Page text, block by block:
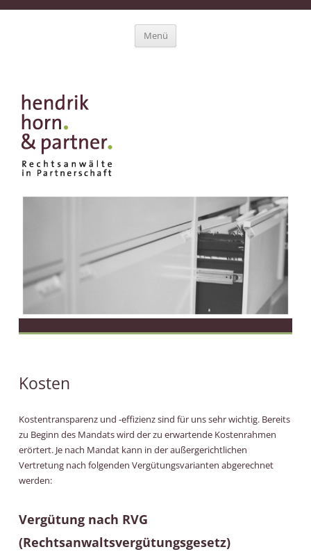
Menü
Kosten
Kostentransparenz und -effizienz sind für uns sehr wichtig. Bereits
zu Beginn des Mandats wird der zu erwartende Kostenrahmen
erörtert. Je nach Mandat kann in der außergerichtlichen
Vertretung nach folgenden Vergütungsvarianten abgerechnet
werden:
Vergütung nach RVG
(Rechtsanwaltsvergütungsgesetz)